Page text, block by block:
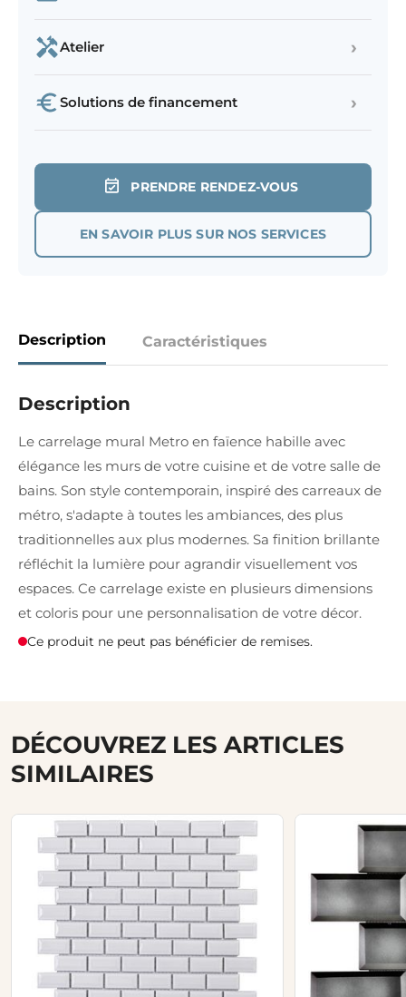
Atelier ›
Solutions de financement ›
PRENDRE RENDEZ-VOUS
EN SAVOIR PLUS SUR NOS SERVICES
Description Caractéristiques
Description
Le carrelage mural Metro en faïence habille avec
élégance les murs de votre cuisine et de votre salle de
bains. Son style contemporain, inspiré des carreaux de
métro, s'adapte à toutes les ambiances, des plus
traditionnelles aux plus modernes. Sa finition brillante
réfléchit la lumière pour agrandir visuellement vos
espaces. Ce carrelage existe en plusieurs dimensions
et coloris pour une personnalisation de votre décor.
Ce produit ne peut pas bénéficier de remises.
DÉCOUVREZ LES ARTICLES
SIMILAIRES